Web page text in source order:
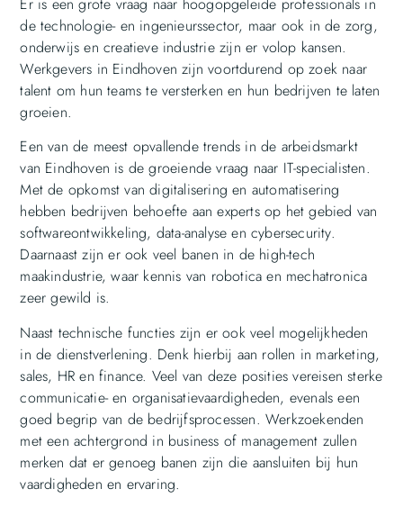
de technologie- en ingenieurssector, maar ook in de zorg,
onderwijs en creatieve industrie zijn er volop kansen.
Werkgevers in Eindhoven zijn voortdurend op zoek naar
talent om hun teams te versterken en hun bedrijven te laten
groeien.
Een van de meest opvallende trends in de arbeidsmarkt
van Eindhoven is de groeiende vraag naar IT-specialisten.
Met de opkomst van digitalisering en automatisering
hebben bedrijven behoefte aan experts op het gebied van
softwareontwikkeling, data-analyse en cybersecurity.
Daarnaast zijn er ook veel banen in de high-tech
maakindustrie, waar kennis van robotica en mechatronica
zeer gewild is.
Naast technische functies zijn er ook veel mogelijkheden
in de dienstverlening. Denk hierbij aan rollen in marketing,
sales, HR en finance. Veel van deze posities vereisen sterke
communicatie- en organisatievaardigheden, evenals een
goed begrip van de bedrijfsprocessen. Werkzoekenden
met een achtergrond in business of management zullen
merken dat er genoeg banen zijn die aansluiten bij hun
vaardigheden en ervaring.